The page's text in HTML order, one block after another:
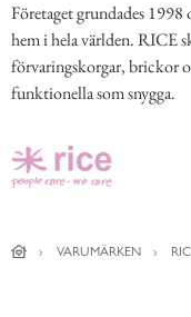
Företaget grundades
hem i hela världen. RICE
förvaringskorgar, brickor
funktionella som snygga.
VARUMÄRKEN